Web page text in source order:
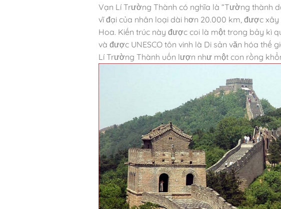
Vạn Lí Trường Thành có nghĩa là “Tường thành
vĩ đại của nhân loại dài hơn 20.000 km, được
Hoa. Kiến trúc này được coi là một trong bảy kì
và được UNESCO tôn vinh là Di sản văn hóa thế
Lí Trường Thành uốn lượn như một con rồng